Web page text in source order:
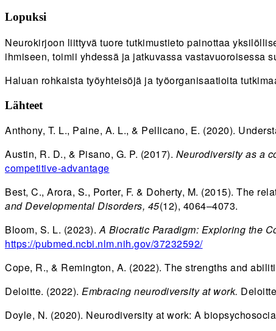
Lopuksi
Neurokirjoon liittyvä tuore tutkimustieto painottaa
ihmiseen, toimii yhdessä ja jatkuvassa vastavuoroisessa
Haluan rohkaista työyhteisöjä ja työorganisaatioita
Lähteet
Anthony, T. L., Paine, A. L., & Pellicano, E. (2020).
Austin, R. D., & Pisano, G. P. (2017). Neurodiversity as a
competitive-advantage
Best, C., Arora, S., Porter, F. & Doherty, M. (2015). The
and Developmental Disorders, 45(12), 4064–4073.
Bloom, S. L. (2023).A Biocratic Paradigm: Exploring the
https://pubmed.ncbi.nlm.nih.gov/37232592/
Cope, R., & Remington, A. (2022). The strengths and
Deloitte. (2022). Embracing neurodiversity at work.
Doyle, N. (2020). Neurodiversity at work: A